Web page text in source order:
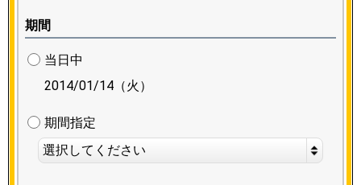
期間
当日中
2014/01/14（火）
期間指定
選択してください